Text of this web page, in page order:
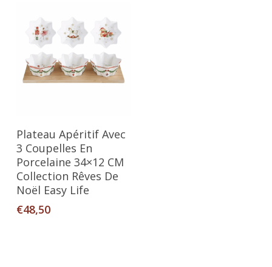
Ajouter Au Panier
Plateau Apéritif Avec
3 Coupelles En
Porcelaine 34×12 CM
Collection Rêves De
Noël Easy Life
€48,50